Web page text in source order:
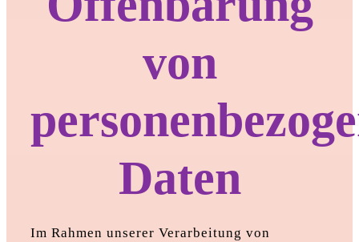
von
Daten
Im Rahmen unserer Verarbeitung von